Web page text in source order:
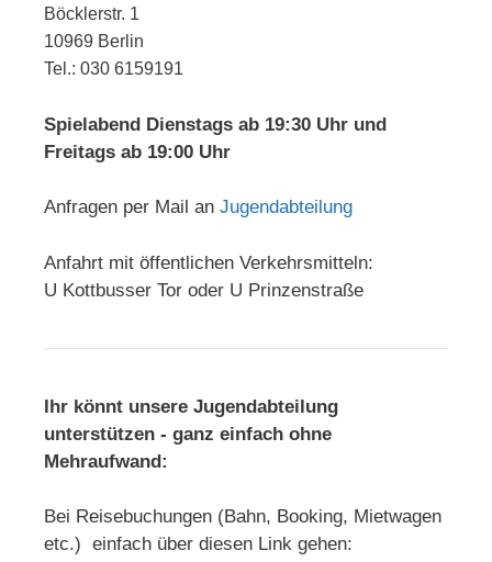
Böcklerstr. 1
10969 Berlin
Tel.: 030 6159191
Spielabend Dienstags ab 19:30 Uhr und
Freitags ab 19:00 Uhr
Anfragen per Mail an Jugendabteilung
Anfahrt mit öffentlichen Verkehrsmitteln:
U Kottbusser Tor oder U Prinzenstraße
Ihr könnt unsere Jugendabteilung
unterstützen - ganz einfach ohne
Mehraufwand:
Bei Reisebuchungen (Bahn, Booking, Mietwagen
etc.) einfach über diesen Link gehen: